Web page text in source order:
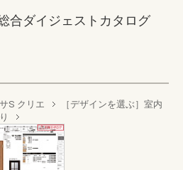
合ダイジェストカタログ
S クリエ
［デザインを選ぶ］室内